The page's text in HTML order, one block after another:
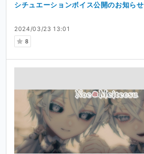
2024/03/23 13:01
8
シチュエーションボイス公開のお知らせ